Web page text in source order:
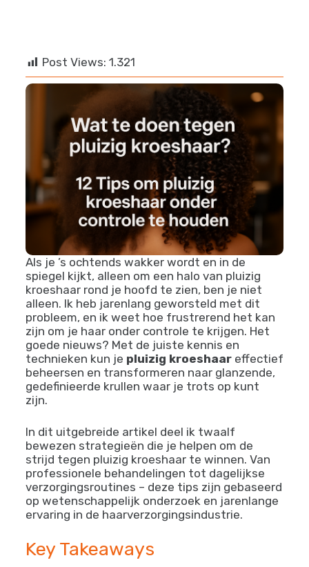
Post Views: 1.321
Als je ’s ochtends wakker wordt en in de
spiegel kijkt, alleen om een halo van pluizig
kroeshaar rond je hoofd te zien, ben je niet
alleen. Ik heb jarenlang geworsteld met dit
probleem, en ik weet hoe frustrerend het kan
zijn om je haar onder controle te krijgen. Het
goede nieuws? Met de juiste kennis en
technieken kun je pluizig kroeshaareffectief
beheersen en transformeren naar glanzende,
gedefinieerde krullen waar je trots op kunt
zijn.
In dit uitgebreide artikel deel ik twaalf
bewezen strategieën die je helpen om de
strijd tegen pluizig kroeshaar te winnen. Van
professionele behandelingen tot dagelijkse
verzorgingsroutines – deze tips zijn gebaseerd
op wetenschappelijk onderzoek en jarenlange
ervaring in de haarverzorgingsindustrie.
Key Takeaways